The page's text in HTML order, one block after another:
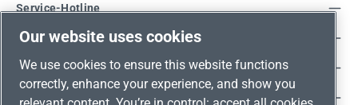
Service-Hotline
Unsere Vorteile
Versandarten
Zahlungsarten
Our website uses cookies
We use cookies to ensure this website functions
correctly, enhance your experience, and show you